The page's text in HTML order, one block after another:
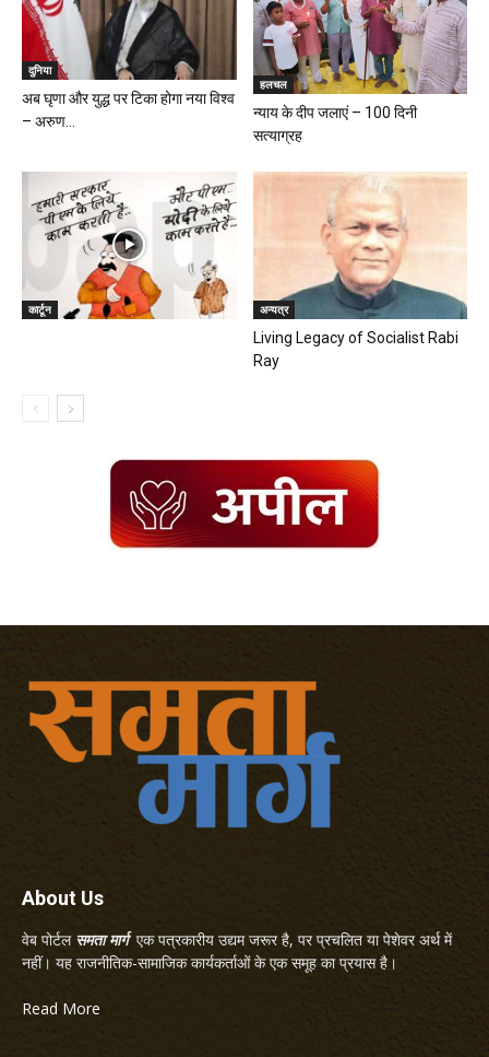
दुनिया
अब घृणा और युद्ध पर टिका होगा नया विश्व
– अरुण...
हलचल
न्याय के दीप जलाएं – 100 दिनी
सत्याग्रह
कार्टून अन्यत्र
Living Legacy of Socialist Rabi
Ray
About Us
वेब पोर्टल समता मार्गएक पत्रकारीय उद्यम जरूर है, पर प्रचलित या पेशेवर अर्थ में
नहीं। यह राजनीतिक-सामाजिक कार्यकर्ताओं के एक समूह का प्रयास है।
Read More